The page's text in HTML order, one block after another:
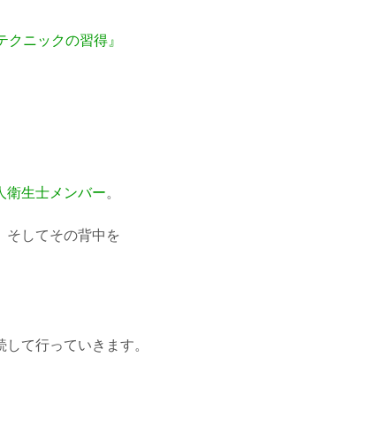
クニックの習得』
衛生士メンバー。
そしてその背中を
て行っていきます。